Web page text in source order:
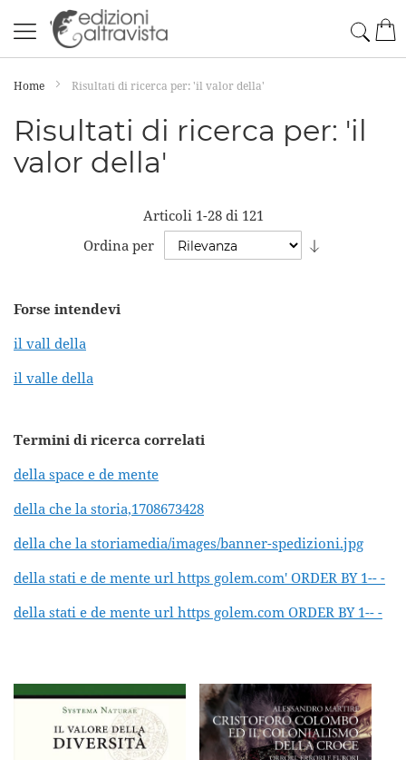
al
contenuto
Home Risultati di ricerca per: 'il valor della'
Risultati di ricerca per: 'il
valor della'
Articoli 1-28di 121
Ordina per
Forse intendevi
il vall della
il valle della
Termini di ricerca correlati
della space e de mente
della che la storia,1708673428
della che la storiamedia/images/banner-spedizioni.jpg
della stati e de mente url https golem.com' ORDER BY 1-- -
della stati e de mente url https golem.com ORDER BY 1-- -